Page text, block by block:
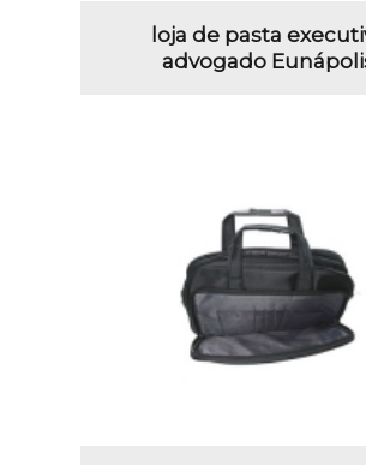
loja de pasta
advogado